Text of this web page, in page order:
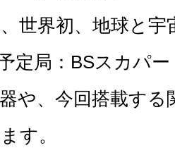
世界初、地球と宇
定局：BSスカパ
や、今回搭載する
す。